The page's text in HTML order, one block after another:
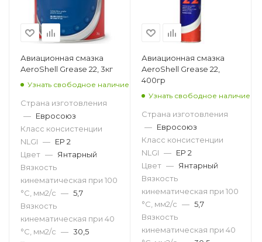
Авиационная смазка
AeroShell Grease 22, 3кг
Узнать свободное наличие
Страна изготовления
— Евросоюз
Класс консистенции
NLGI — EP 2
Цвет — Янтарный
Вязкость
кинематическая при 100
°С, мм2/с — 5,7
Вязкость
кинематическая при 40
°С, мм2/с — 30,5
Авиационная смазка
AeroShell Grease 22,
400гр
Узнать свободное наличие
Страна изготовления
— Евросоюз
Класс консистенции
NLGI — EP 2
Цвет — Янтарный
Вязкость
кинематическая при 100
°С, мм2/с — 5,7
Вязкость
кинематическая при 40